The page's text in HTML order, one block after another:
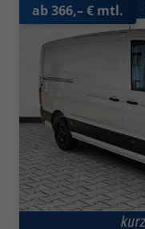
ab 366,– € mtl.